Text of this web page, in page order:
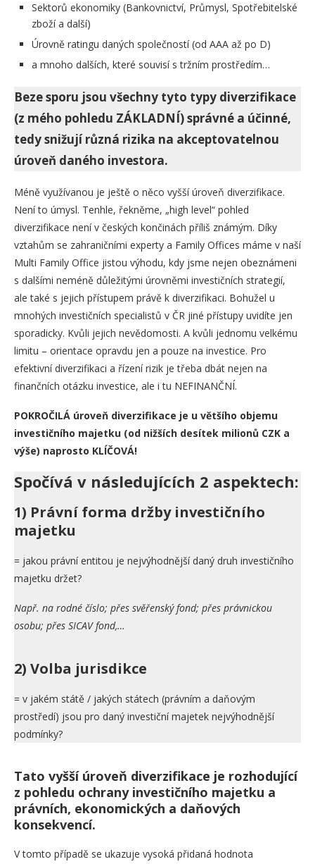
Sektorů ekonomiky (Bankovnictví, Průmysl, Spotřebitelské
zboží a další)
Úrovně ratingu daných společností (od AAA až po D)
a mnoho dalších, které souvisí s tržním prostředím…
Beze sporu jsou všechny tyto typy diverzifikace
(z mého pohledu ZÁKLADNÍ) správné a účinné,
tedy snižují různá rizika na akceptovatelnou
úroveň daného investora.
Méně využívanou je ještě o něco vyšší úroveň diverzifikace.
Není to úmysl. Tenhle, řekněme, „high level“ pohled
diverzifikace není v českých končinách příliš známým. Díky
vztahům se zahraničními experty a Family Offices máme v naší
Multi Family Office jistou výhodu, kdy jsme nejen obeznámeni
s dalšími neméně důležitými úrovněmi investičních strategií,
ale také s jejich přístupem právě k diverzifikaci. Bohužel u
mnohých investičních specialistů v ČR jiné přístupy uvidíte jen
sporadicky. Kvůli jejich nevědomosti. A kvůli jednomu velkému
limitu – orientace opravdu jen a pouze na investice. Pro
efektivní diverzifikaci a řízení rizik je třeba dbát nejen na
finančních otázku investice, ale i tu NEFINANČNÍ.
POKROČILÁ úroveň diverzifikace je u většího objemu
investičního majetku (od nižších desítek milionů CZK a
výše) naprosto KLÍČOVÁ!
Spočívá v následujících 2 aspektech:
1) Právní forma držby investičního
majetku
= jakou právní entitou je nejvýhodnější daný druh investičního
majetku držet?
Např. na rodné číslo; přes svěřenský fond; přes právnickou
osobu; přes SICAV fond,…
2) Volba jurisdikce
= v jakém státě / jakých státech (právním a daňovým
prostředí) jsou pro daný investiční majetek nejvýhodnější
podmínky?
Tato vyšší úroveň diverzifikace je rozhodující
z pohledu ochrany investičního majetku a
právních, ekonomických a daňových
konsekvencí.
V tomto případě se ukazuje vysoká přidaná hodnota